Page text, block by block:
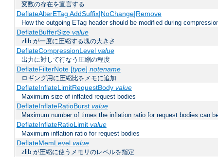
変数の存在を宣言する
DeflateAlterETag AddSuffix|NoChange|Remove
How the outgoing ETag header should be modified during
DeflateBufferSize value
zlib が一度に圧縮する塊の大きさ
DeflateCompressionLevel value
出力に対して行なう圧縮の程度
DeflateFilterNote [type] notename
ロギング用に圧縮比をメモに追加
DeflateInflateLimitRequestBody value
Maximum size of inflated request bodies
DeflateInflateRatioBurst value
Maximum number of times the inflation ratio for request bodies can
DeflateInflateRatioLimit value
Maximum inflation ratio for request bodies
DeflateMemLevel value
zlib が圧縮に使うメモリのレベルを指定